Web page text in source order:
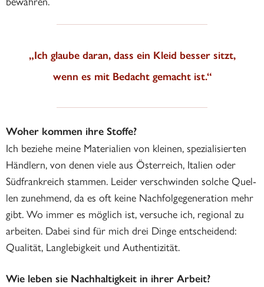
„Ich glaube daran, dass ein Kleid besser sitzt,
wenn es mit Bedacht gemacht ist.“
Woher kommen ihre Stoffe?
Ich beziehe meine Materialien von kleinen, spezialisierten
Händlern, von denen viele aus Österreich, Italien oder
Südfrankreich stammen. Leider verschwinden solche Quel-
len zunehmend, da es oft keine Nachfolgegeneration mehr
gibt. Wo immer es möglich ist, versuche ich, regional zu
arbeiten. Dabei sind für mich drei Dinge entscheidend:
Qualität, Langlebigkeit und Authentizität.
Wie leben sie Nachhaltigkeit in ihrer Arbeit?